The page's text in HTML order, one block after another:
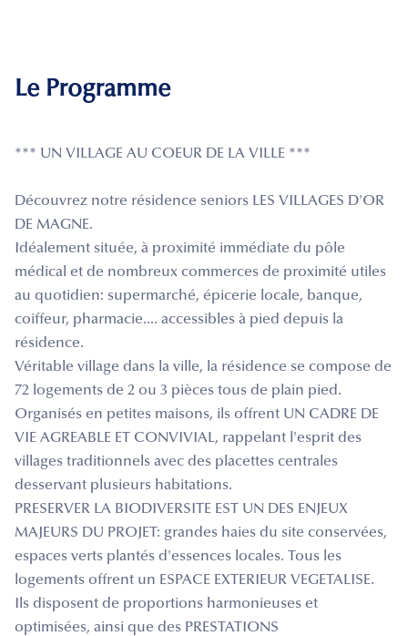
Le Programme
*** UN VILLAGE AU COEUR DE LA VILLE ***
Découvrez notre résidence seniors LES VILLAGES D'OR
DE MAGNE.
Idéalement située, à proximité immédiate du pôle
médical et de nombreux commerces de proximité utiles
au quotidien: supermarché, épicerie locale, banque,
coiffeur, pharmacie.... accessibles à pied depuis la
résidence.
Véritable village dans la ville, la résidence se compose de
72 logements de 2 ou 3 pièces tous de plain pied.
Organisés en petites maisons, ils offrent UN CADRE DE
VIE AGREABLE ET CONVIVIAL, rappelant l'esprit des
villages traditionnels avec des placettes centrales
desservant plusieurs habitations.
PRESERVER LA BIODIVERSITE EST UN DES ENJEUX
MAJEURS DU PROJET: grandes haies du site conservées,
espaces verts plantés d'essences locales. Tous les
logements offrent un ESPACE EXTERIEUR VEGETALISE.
Ils disposent de proportions harmonieuses et
optimisées, ainsi que des PRESTATIONS